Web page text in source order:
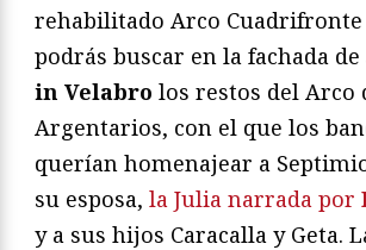
rehabilitado Arco Cuadrifronte
podrás buscar en la fachada de
in Velabro los restos del Arco
Argentarios, con el que los
querían homenajear a
su esposa, la Julia narrada por
y a sus hijos Caracalla y Geta.